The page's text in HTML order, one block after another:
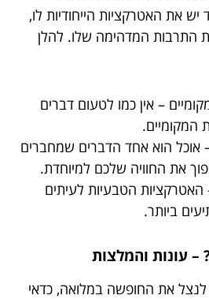
יש את האטרקציות הייחודיות לו,
התרבות המדהימה שלו. להלן
– אין כמו לטעום דברים
המקומיים.
– אוכל הוא אחד הדברים שמחברים
את החוויה שלכם למיוחדת.
האטרקציות הטבעיות לעיתים
ביותר.
את החופשה במלואה, כדאי